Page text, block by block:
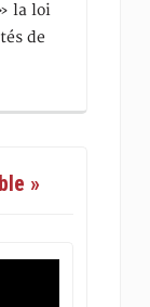
la loi
de
»